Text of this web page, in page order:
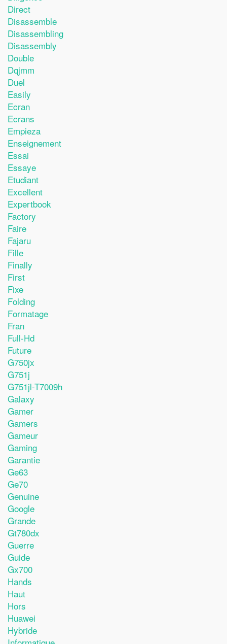
Direct
Disassemble
Disassembling
Disassembly
Double
Dqjmm
Duel
Easily
Ecran
Ecrans
Empieza
Enseignement
Essai
Essaye
Etudiant
Excellent
Expertbook
Factory
Faire
Fajaru
Fille
Finally
First
Fixe
Folding
Formatage
Fran
Full-Hd
Future
G750jx
G751j
G751jl-T7009h
Galaxy
Gamer
Gamers
Gameur
Gaming
Garantie
Ge63
Ge70
Genuine
Google
Grande
Gt780dx
Guerre
Guide
Gx700
Hands
Haut
Hors
Huawei
Hybride